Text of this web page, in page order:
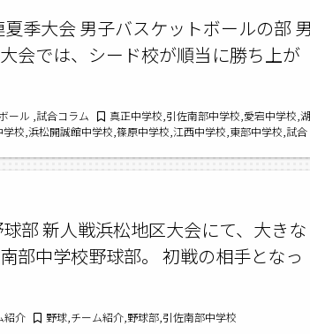
季大会 男子バスケットボールの部
会では、シード校が順当に勝ち上が
ール ,試合コラム
真正中学校,引佐南部中学校,愛宕中学校,湖
校,浜松開誠館中学校,篠原中学校,江西中学校,東部中学校,試合
部 新人戦浜松地区大会にて、大きな
部中学校野球部。 初戦の相手となっ
紹介 野球,チーム紹介,野球部,引佐南部中学校